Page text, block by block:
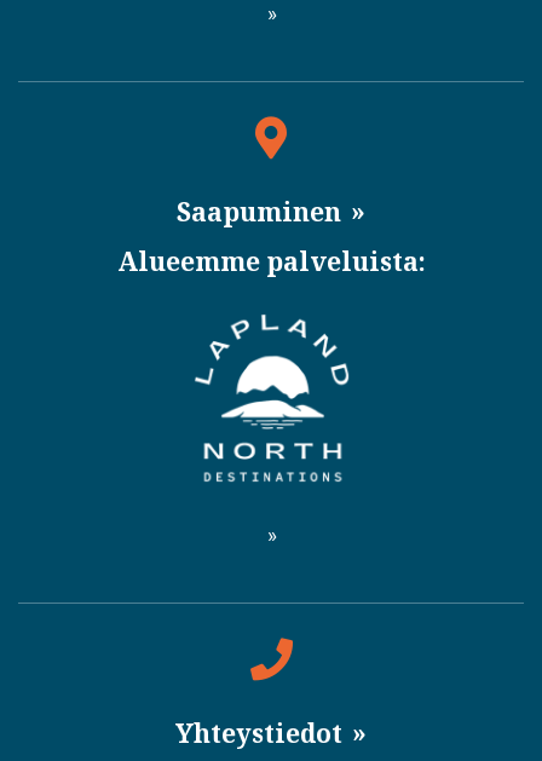
Saapuminen
Alueemme palveluista:
Yhteystiedot